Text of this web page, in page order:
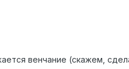
венчание (скажем,